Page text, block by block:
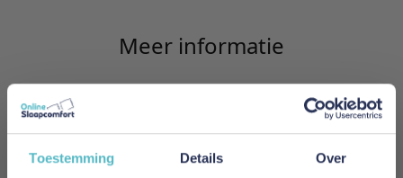
Toestemming Details Over
Meer informatie
Merk